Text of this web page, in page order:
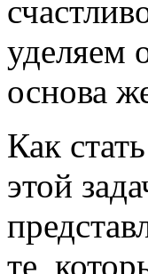
уделяем
основа
Как
этой
те,